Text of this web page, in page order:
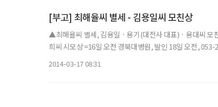
[부고] 최해율씨 별세 - 김용일씨 모친상
▲최해율씨 별세, 김용일ㆍ용기(대전사 대표)ㆍ용대씨 모
희씨 시모상 =16일 오전 경북대병원, 발인 18일 오전,
2014-03-17 08:31